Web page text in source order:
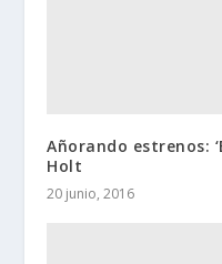
Añorando estrenos:
Holt
20 junio, 2016